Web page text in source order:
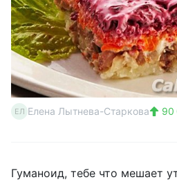
ЕЛ Елена Лытнева-Старкова 90
Гуманоид, тебе что мешает